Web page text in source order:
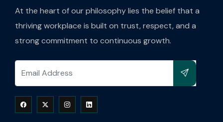
At the heart of our philosophy lies the belief that a
thriving workplace is built on trust, respect, and a
strong commitment to continuous growth.